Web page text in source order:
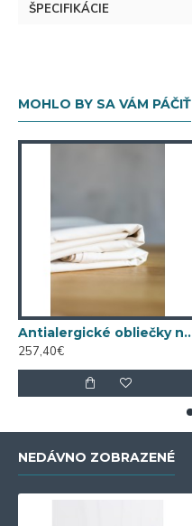
ŠPECIFIKÁCIE
MOHLO BY SA VÁM PÁČIŤ
Antialergické obliečky na prikrývku
257,40€
NEDÁVNO ZOBRAZENÉ